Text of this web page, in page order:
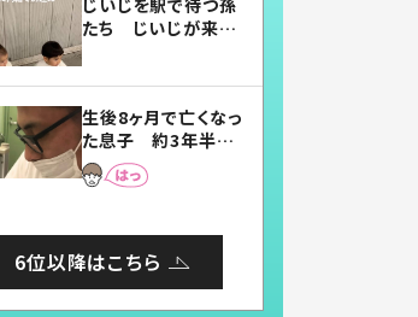
じいじを駅で待つ孫
たち じいじが来た
まらない」「幸せにな
れる」
生後8ヶ月で亡くなっ
た息子 約3年半
後、当時の妻の日記
に書いてあった本音
6位以降はこちら